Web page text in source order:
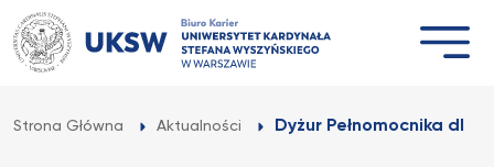
Przejdź
do
treści
Strona Główna Aktualności Dyżur Pełnomocnika dla